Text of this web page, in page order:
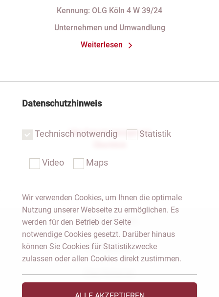
Kennung: OLG Köln 4 W 39/24
Unternehmen und Umwandlung
Weiterlesen
Alle Entscheidungen im
Notar Dresden
Fachgebiete
Das Notariat
Datenschutzhinweis
Technisch notwendig Statistik
Video Maps
Wir verwenden Cookies, um Ihnen die optimale
Nutzung unserer Webseite zu ermöglichen. Es
werden für den Betrieb der Seite
notwendige Cookies gesetzt. Darüber hinaus
können Sie Cookies für Statistikzwecke
zulassen oder allen Cookies direkt zustimmen.